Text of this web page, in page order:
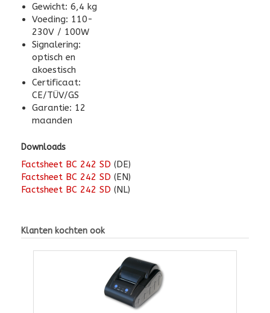
Gewicht: 6,4 kg
Voeding: 110-
230V / 100W
Signalering:
optisch en
akoestisch
Certificaat:
CE/TÜV/GS
Garantie: 12
maanden
Downloads
Factsheet BC 242 SD (DE)
Factsheet BC 242 SD (EN)
Factsheet BC 242 SD (NL)
Klanten kochten ook